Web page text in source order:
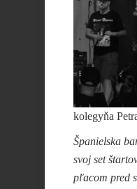
kolegyňa
Španielska
svoj set
pľacom pred